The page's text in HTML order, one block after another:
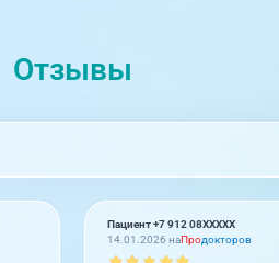
Отзывы
Пациент +7 912 08XXXXX
14.01.2026 наПродокторов